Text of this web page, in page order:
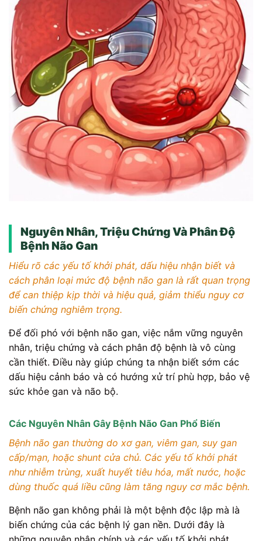
Nguyên Nhân, Triệu Chứng Và Phân Độ
Bệnh Não Gan
Hiểu rõ các yếu tố khởi phát, dấu hiệu nhận biết và
cách phân loại mức độ bệnh não gan là rất quan trọng
để can thiệp kịp thời và hiệu quả, giảm thiểu nguy cơ
biến chứng nghiêm trọng.
Để đối phó với bệnh não gan, việc nắm vững nguyên
nhân, triệu chứng và cách phân độ bệnh là vô cùng
cần thiết. Điều này giúp chúng ta nhận biết sớm các
dấu hiệu cảnh báo và có hướng xử trí phù hợp, bảo vệ
sức khỏe gan và não bộ.
Các Nguyên Nhân Gây Bệnh Não Gan Phổ Biến
Bệnh não gan thường do xơ gan, viêm gan, suy gan
cấp/mạn, hoặc shunt cửa chủ. Các yếu tố khởi phát
như nhiễm trùng, xuất huyết tiêu hóa, mất nước, hoặc
dùng thuốc quá liều cũng làm tăng nguy cơ mắc bệnh.
Bệnh não gan không phải là một bệnh độc lập mà là
biến chứng của các bệnh lý gan nền. Dưới đây là